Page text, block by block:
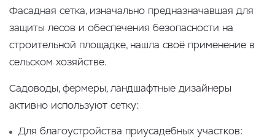
Фасадная сетка, изначально предназначавшая для
защиты лесов и обеспечения безопасности на
строительной площадке, нашла своё применение в
сельском хозяйстве.
Садоводы, фермеры, ландшафтные дизайнеры
активно используют сетку:
Для благоустройства приусадебных участков: